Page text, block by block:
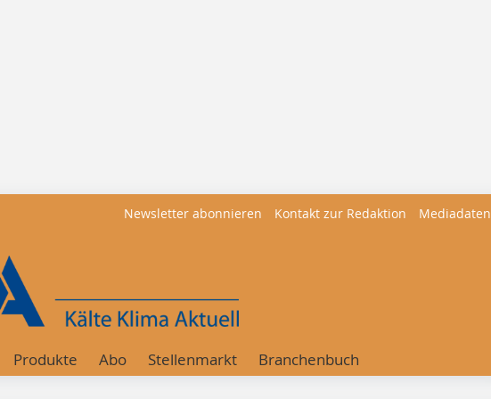
Newsletter abonnieren Kontakt zur Redaktion Mediadaten
Produkte Abo Stellenmarkt Branchenbuch